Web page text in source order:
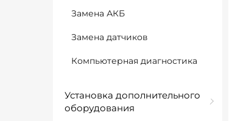
Замена АКБ
Замена датчиков
Компьютерная диагностика
Установка дополнительного
оборудования